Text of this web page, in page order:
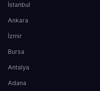
İstanbul
Ankara
İzmir
Bursa
Antalya
Adana